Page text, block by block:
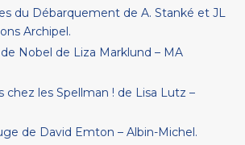
du Débarquement de A. Stanké et JL
Archipel.
Nobel de Liza Marklund – MA
chez les Spellman ! de Lisa Lutz –
de David Emton – Albin-Michel.